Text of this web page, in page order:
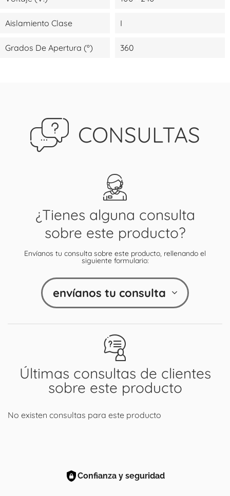
Aislamiento Clase I
Grados De Apertura (º) 360
CONSULTAS
Últimas consultas de clientes
sobre este producto
No existen consultas para este producto
¿Tienes alguna consulta
sobre este producto?
Envíanos tu consulta sobre este producto, rellenando el
siguiente formulario:
envíanos tu consulta
Confianza y seguridad